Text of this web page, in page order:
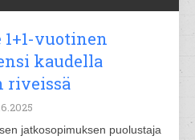
vuotinen
kaudella
riveissä
jatkosopimuksen puolustaja